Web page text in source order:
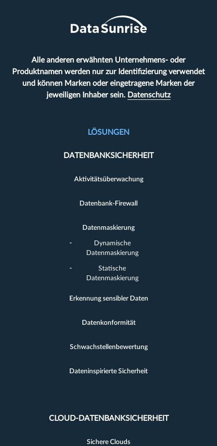
Alle anderen erwähnten Unternehmens- oder
Produktnamen werden nur zur Identifizierung verwendet
und können Marken oder eingetragene Marken der
jeweiligen Inhaber sein. Datenschutz
LÖSUNGEN
DATENBANKSICHERHEIT
Aktivitätsüberwachung
Datenbank-Firewall
Datenmaskierung
Dynamische
Datenmaskierung
Statische
Datenmaskierung
Erkennung sensibler Daten
Datenkonformität
Schwachstellenbewertung
Dateninspirierte Sicherheit
CLOUD-DATENBANKSICHERHEIT
Sichere Clouds